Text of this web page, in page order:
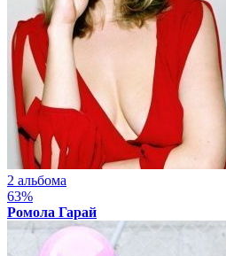
2 альбома
63%
Ромола Гарай